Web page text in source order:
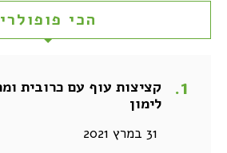
הכי פופולרי
קציצות עוף עם כרובית
לימון
31 במרץ 2021